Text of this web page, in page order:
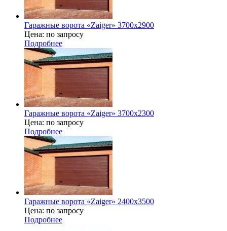
Гаражные ворота «Zaiger» 3700x2900
Цена: по запросу
Подробнее
Гаражные ворота «Zaiger» 3700х2300
Цена: по запросу
Подробнее
Гаражные ворота «Zaiger» 2400х3500
Цена: по запросу
Подробнее